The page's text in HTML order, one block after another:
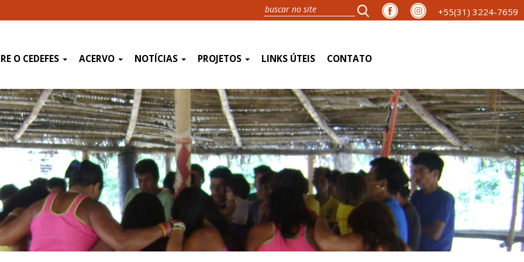
+55(31) 3224-7659
O CEDEFES ACERVO NOTÍCIAS PROJETOS LINKS ÚTEIS CONTATO